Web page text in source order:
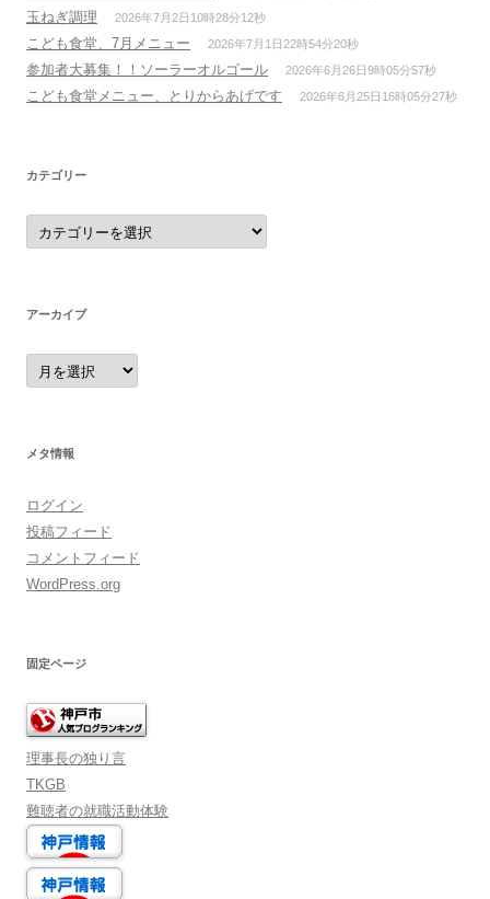
玉ねぎ調理 2026年7月2日10時28分12秒
こども食堂、7月メニュー 2026年7月1日22時54分20秒
参加者大募集！！ソーラーオルゴール 2026年6月26日9時05分57秒
こども食堂メニュー、とりからあげです 2026年6月25日16時05分27秒
カテゴリー
カ
テ
ゴ
アーカイブ
ア
ー
カ
メタ情報
ログイン
投稿フィード
コメントフィード
WordPress.org
固定ページ
理事長の独り言
TKGB
難聴者の就職活動体験